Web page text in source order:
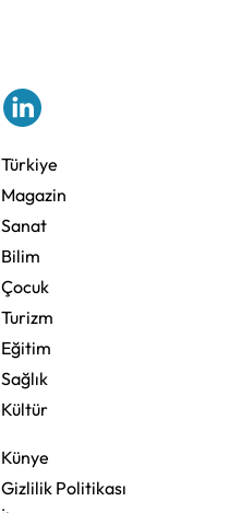
Türkiye
Magazin
Sanat
Bilim
Çocuk
Turizm
Eğitim
Sağlık
Kültür
Künye
Gizlilik Politikası